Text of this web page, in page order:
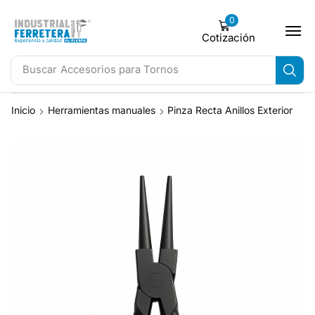
Buscar Accesorios para Tornos
0
Cotización
Inicio Herramientas manuales Pinza Recta Anillos Exterior